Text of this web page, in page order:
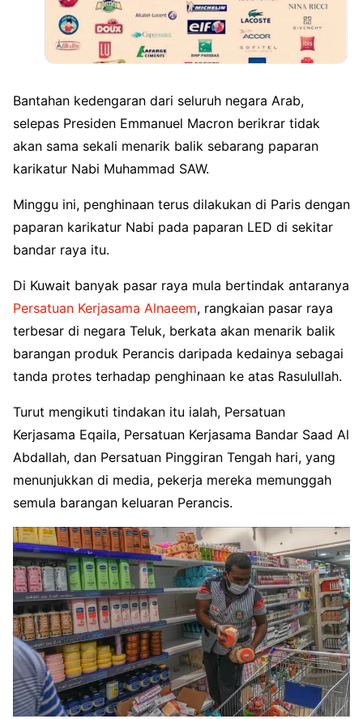
Bantahan kedengaran dari seluruh negara Arab,
selepas Presiden Emmanuel Macron berikrar tidak
akan sama sekali menarik balik sebarang paparan
karikatur Nabi Muhammad SAW.
Minggu ini, penghinaan terus dilakukan di Paris dengan
paparan karikatur Nabi pada paparan LED di sekitar
bandar raya itu.
Di Kuwait banyak pasar raya mula bertindak antaranya
Persatuan Kerjasama Alnaeem, rangkaian pasar raya
terbesar di negara Teluk, berkata akan menarik balik
barangan produk Perancis daripada kedainya sebagai
tanda protes terhadap penghinaan ke atas Rasulullah.
Turut mengikuti tindakan itu ialah, Persatuan
Kerjasama Eqaila, Persatuan Kerjasama Bandar Saad Al
Abdallah, dan Persatuan Pinggiran Tengah hari, yang
menunjukkan di media, pekerja mereka memunggah
semula barangan keluaran Perancis.